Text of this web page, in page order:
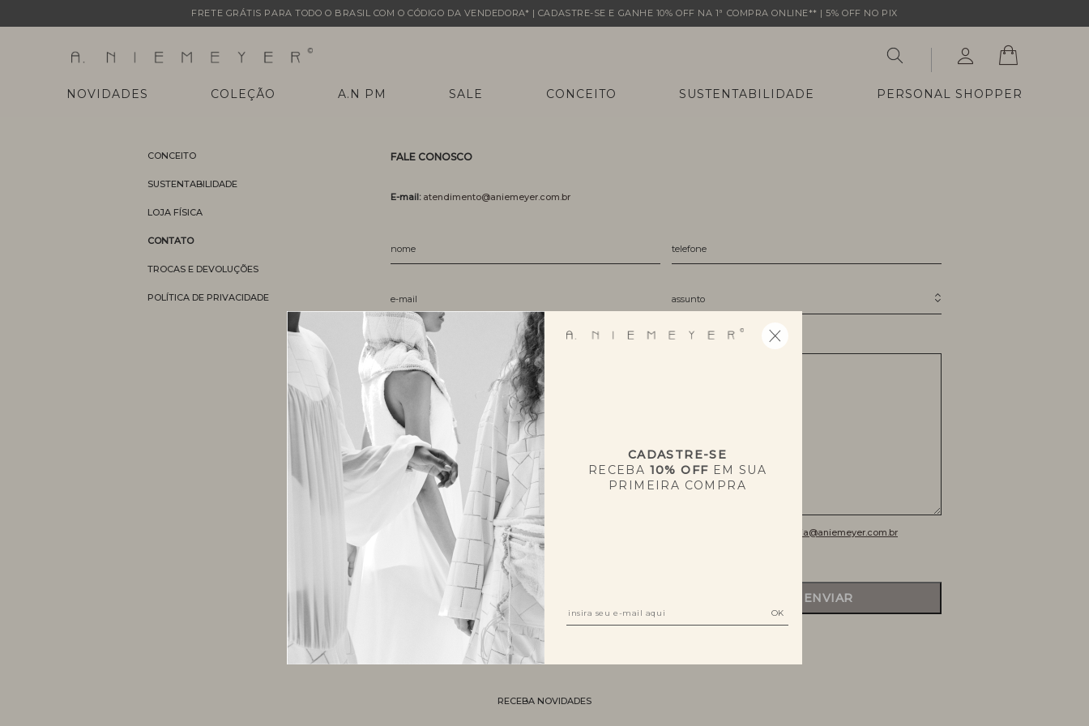
FRETE GRÁTIS PARA TODO O BRASIL COM O CÓDIGO DA VENDEDORA* | CADASTRE-SE E GANHE 10% OFF NA 1ª COMPRA ONLINE** | 5% OFF NO PIX
NOVIDADES COLEÇÃO A.N PM SALE CONCEITO SUSTENTABILIDADE PERSONAL SHOPPER
CONCEITO
SUSTENTABILIDADE
LOJA FÍSICA
CONTATO
TROCAS E DEVOLUÇÕES
POLÍTICA DE PRIVACIDADE
FALE CONOSCO
E-mail: atendimento@aniemeyer.com.br
assunto
mensagem
Estamos aqui para ouvir você! Criamos um e-mail especial para denúncias: contatodenuncia@aniemeyer.com.br
ENVIAR
RECEBA NOVIDADES
CADASTRE-SE
RECEBA 10% OFF EM SUA
PRIMEIRA COMPRA